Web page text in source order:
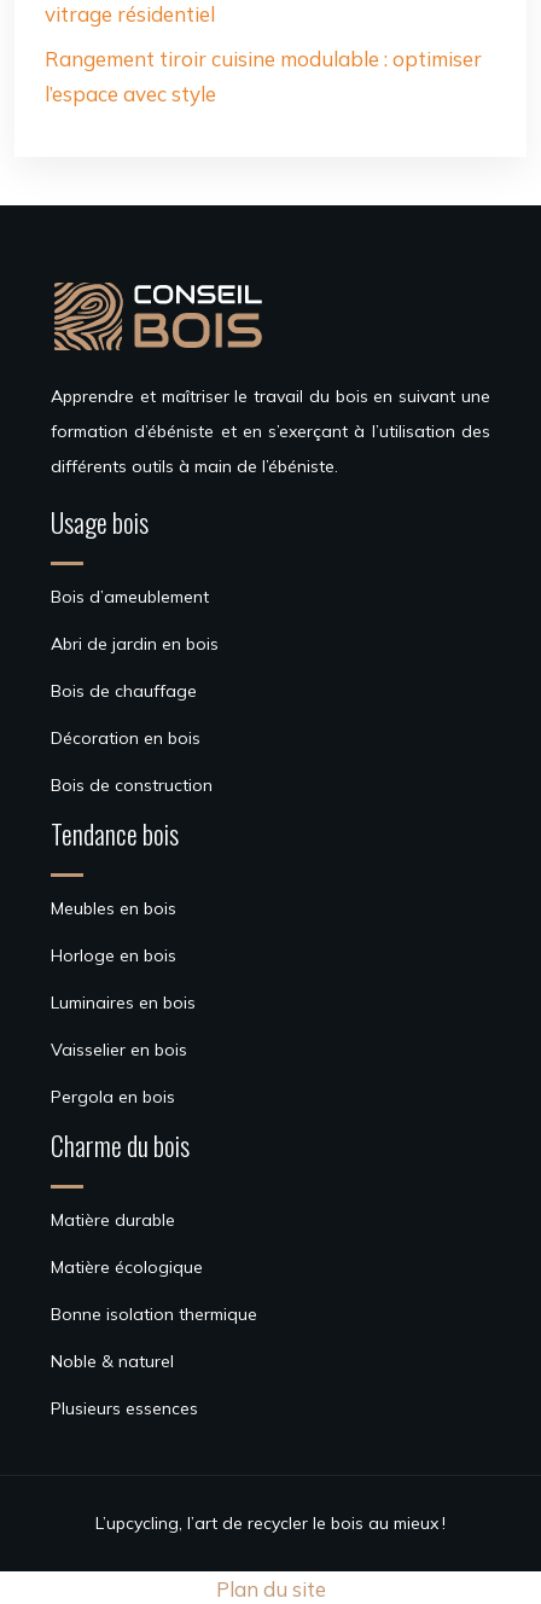
vitrage résidentiel
Rangement tiroir cuisine modulable : optimiser
l’espace avec style
Apprendre et maîtriser le travail du bois en suivant une
formation d’ébéniste et en s’exerçant à l’utilisation des
différents outils à main de l’ébéniste.
Usage bois
Bois d’ameublement
Abri de jardin en bois
Bois de chauffage
Décoration en bois
Bois de construction
Tendance bois
Meubles en bois
Horloge en bois
Luminaires en bois
Vaisselier en bois
Pergola en bois
Charme du bois
Matière durable
Matière écologique
Bonne isolation thermique
Noble & naturel
Plusieurs essences
L’upcycling, l’art de recycler le bois au mieux !
Plan du site